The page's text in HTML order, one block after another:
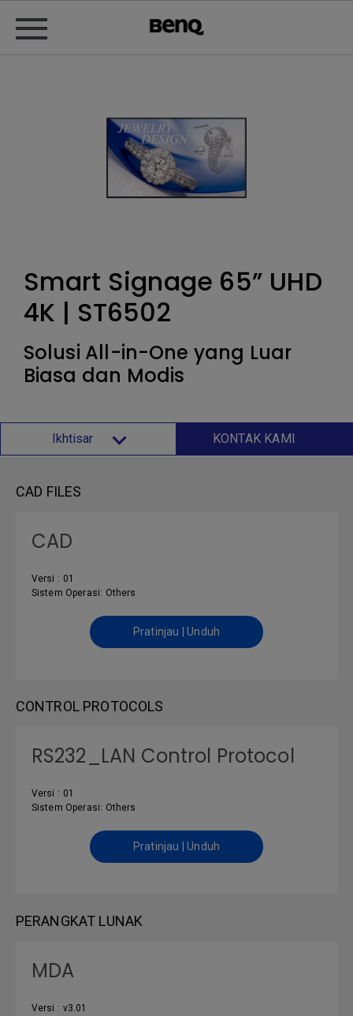
Smart Signage 65” UHD
4K | ST6502
Solusi All-in-One yang Luar
Biasa dan Modis
Ikhtisar KONTAK KAMI
CAD FILES
CAD
Versi : 01
Sistem Operasi: Others
Pratinjau | Unduh
CONTROL PROTOCOLS
RS232_LAN Control Protocol
Versi : 01
Sistem Operasi: Others
Pratinjau | Unduh
PERANGKAT LUNAK
MDA
Versi : v3.01